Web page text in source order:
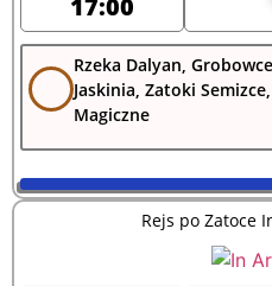
Rzeka Dalyan,
Jaskinia, Zatoki
Magiczne
Rejs po Zatoce